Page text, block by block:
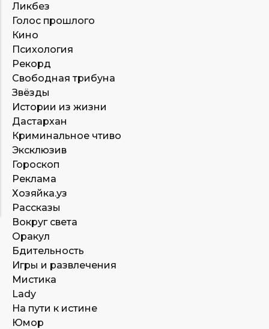
Ликбез
Голос прошлого
Кино
Психология
Рекорд
Свободная трибуна
Звёзды
Истории из жизни
Дастархан
Криминальное чтиво
Эксклюзив
Гороскоп
Реклама
Хозяйка.уз
Рассказы
Вокруг света
Оракул
Бдительность
Игры и развлечения
Мистика
Lady
На пути к истине
Юмор